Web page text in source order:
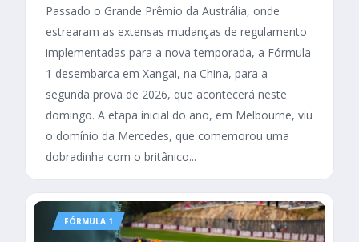
Passado o Grande Prêmio da Austrália, onde
estrearam as extensas mudanças de regulamento
implementadas para a nova temporada, a Fórmula
1 desembarca em Xangai, na China, para a
segunda prova de 2026, que acontecerá neste
domingo. A etapa inicial do ano, em Melbourne, viu
o domínio da Mercedes, que comemorou uma
dobradinha com o britânico...
FÓRMULA 1